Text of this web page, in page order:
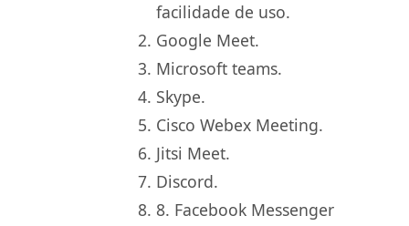
facilidade de uso.
Google Meet.
Microsoft teams.
Skype.
Cisco Webex Meeting.
Jitsi Meet.
Discord.
8. Facebook Messenger